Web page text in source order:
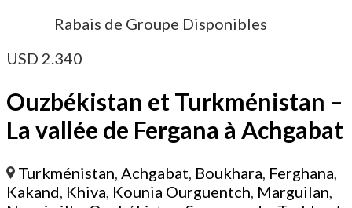
Rabais de Groupe Disponibles
USD 2.340
Ouzbékistan et Turkménistan –
La vallée de Fergana à Achgabat
Turkménistan,Achgabat, Boukhara, Ferghana,
Kakand, Khiva, Kounia Ourguentch, Marguilan,